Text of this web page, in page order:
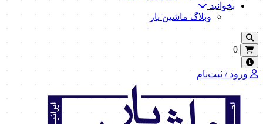
بخوانید
وبلاگ ماشین یار
0
ورود / ثبت‌نام